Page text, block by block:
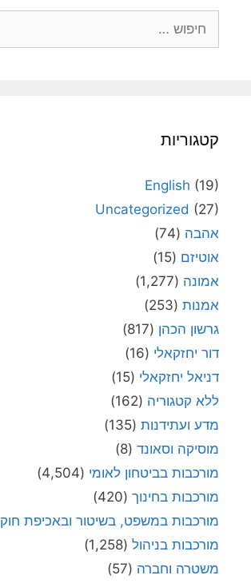
קטגוריות
English (19)
Uncategorized (27)
אהבה (74)
אוטיזם (15)
אמונה (1,277)
אמנות (253)
גרשון הכהן (817)
דור יחזקאלי (16)
דניאל יחזקאלי (15)
ללא קטגוריה (162)
מדע ועתידנות (135)
מוסיקה וסאונד (8)
מורכבות בביטחון לאומי (4,504)
מורכבות בחינוך (420)
מורכבות במשפט, בשיטור ובאכיפת חוק
מורכבות בניהול (1,258)
משטרה וחברה (57)